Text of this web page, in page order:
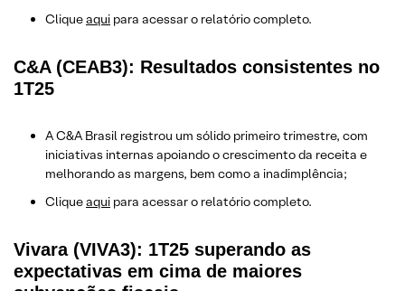
Cliqueaqui para acessar o relatório completo.
C&A (CEAB3): Resultados consistentes no
1T25
A C&A Brasil registrou um sólido primeiro trimestre, com
iniciativas internas apoiando o crescimento da receita e
melhorando as margens, bem como a inadimplência;
Cliqueaqui para acessar o relatório completo.
Vivara (VIVA3): 1T25 superando as
expectativas em cima de maiores